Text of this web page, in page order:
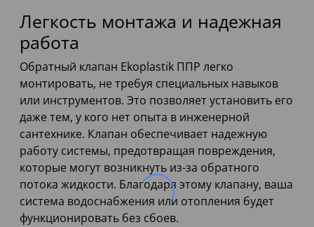
Легкость монтажа и надежная
работа
Обратный клапан Ekoplastik ППР легко
монтировать, не требуя специальных навыков
или инструментов. Это позволяет установить его
даже тем, у кого нет опыта в инженерной
сантехнике. Клапан обеспечивает надежную
работу системы, предотвращая повреждения,
которые могут возникнуть из-за обратного
потока жидкости. Благодаря этому клапану, ваша
система водоснабжения или отопления будет
функционировать без сбоев.